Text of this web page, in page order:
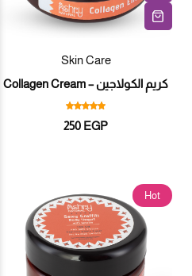
Skin Care
كريم الكولاجين – Collagen Cream
250 EGP
Hot